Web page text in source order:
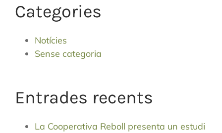
Categories
Notícies
Sense categoria
Entrades recents
La Cooperativa Reboll presenta un estudi